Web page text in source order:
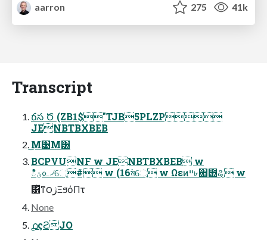
aarron
275 41k
Transcript
ճస Ծ (ZB1$"TJB5PLZP
JENBTBXBEB
͜Μ͹Μ͸
BCPVUNF w JENBTBXBEB w
ిؾ௨৴େֶ# w (16ম͘େֶ w Ωεͷײ৮΋఻ୡ w
͸ͯͳ౦ژΞϧόΠτ
None
൧ςϩJO